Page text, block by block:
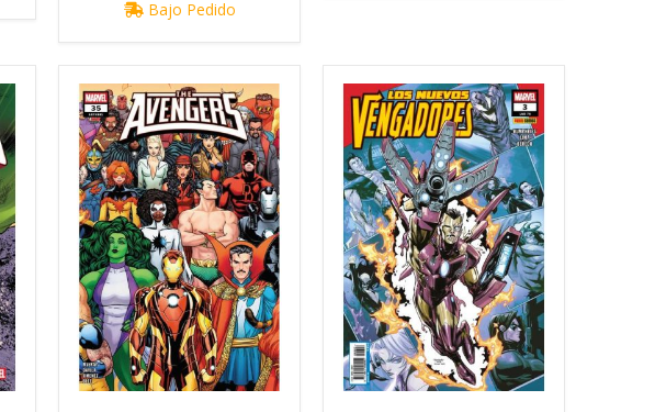
Bajo Pedido